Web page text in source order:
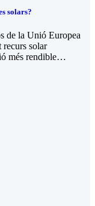
solars?
de la Unió Europea
recurs solar
més rendible…